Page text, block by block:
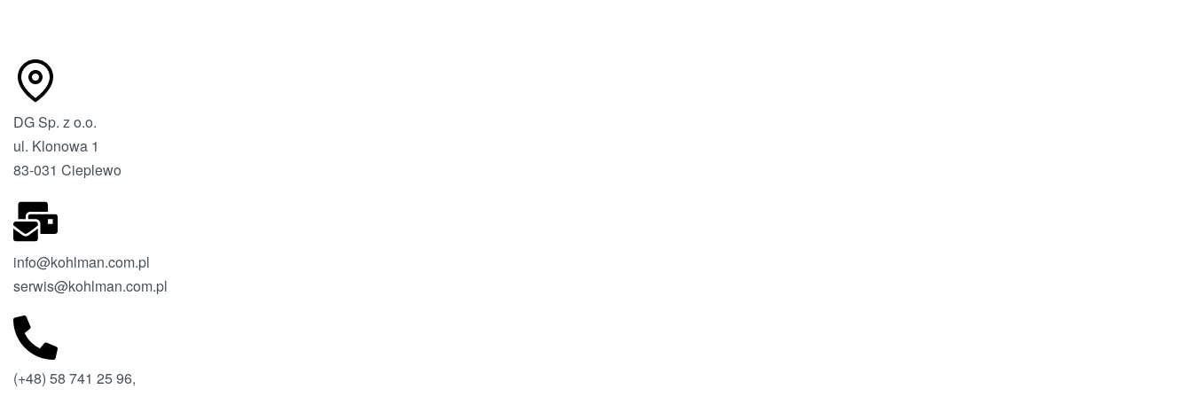
DG Sp. z o.o.
ul. Klonowa 1
83-031 Cieplewo
info@kohlman.com.pl
serwis@kohlman.com.pl
(+48) 58 741 25 96,